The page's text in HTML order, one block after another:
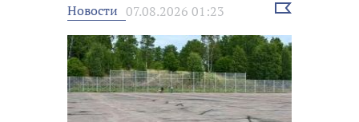
Новости 07.08.2026 01:23
Выбрать